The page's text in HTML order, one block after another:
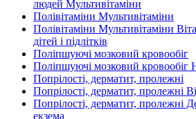
людей Мультивітаміни
Полівітаміни Мультивітаміни
Полівітаміни Мультивітаміни
дітей і підлітків
Поліпшуючі мозковий кровообіг
Поліпшуючі мозковий кровообіг
Попрілості, дерматит, пролежні
Попрілості, дерматит, пролежні
Попрілості, дерматит, пролежні
екзема